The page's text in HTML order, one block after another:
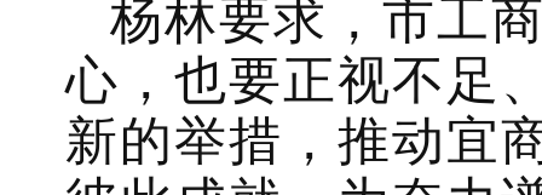
杨林要求，市工
心，也要正视不足
新的举措，推动宜